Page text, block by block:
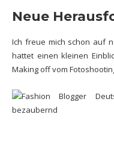
Neue
Ich freue mich schon auf
hattet einen kleinen
Making off vom